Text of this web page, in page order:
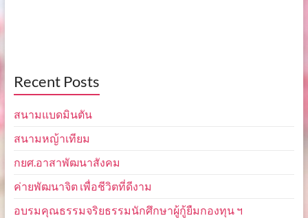
Recent Posts
สนามแบดมินตัน
สนามหญ้าเทียม
กยศ.อาสาพัฒนาสังคม
ค่ายพัฒนาจิต เพื่อชีวิตที่ดีงาม
อบรมคุณธรรมจริยธรรมนักศึกษาผู้กู้ยืมกองทุน ฯ